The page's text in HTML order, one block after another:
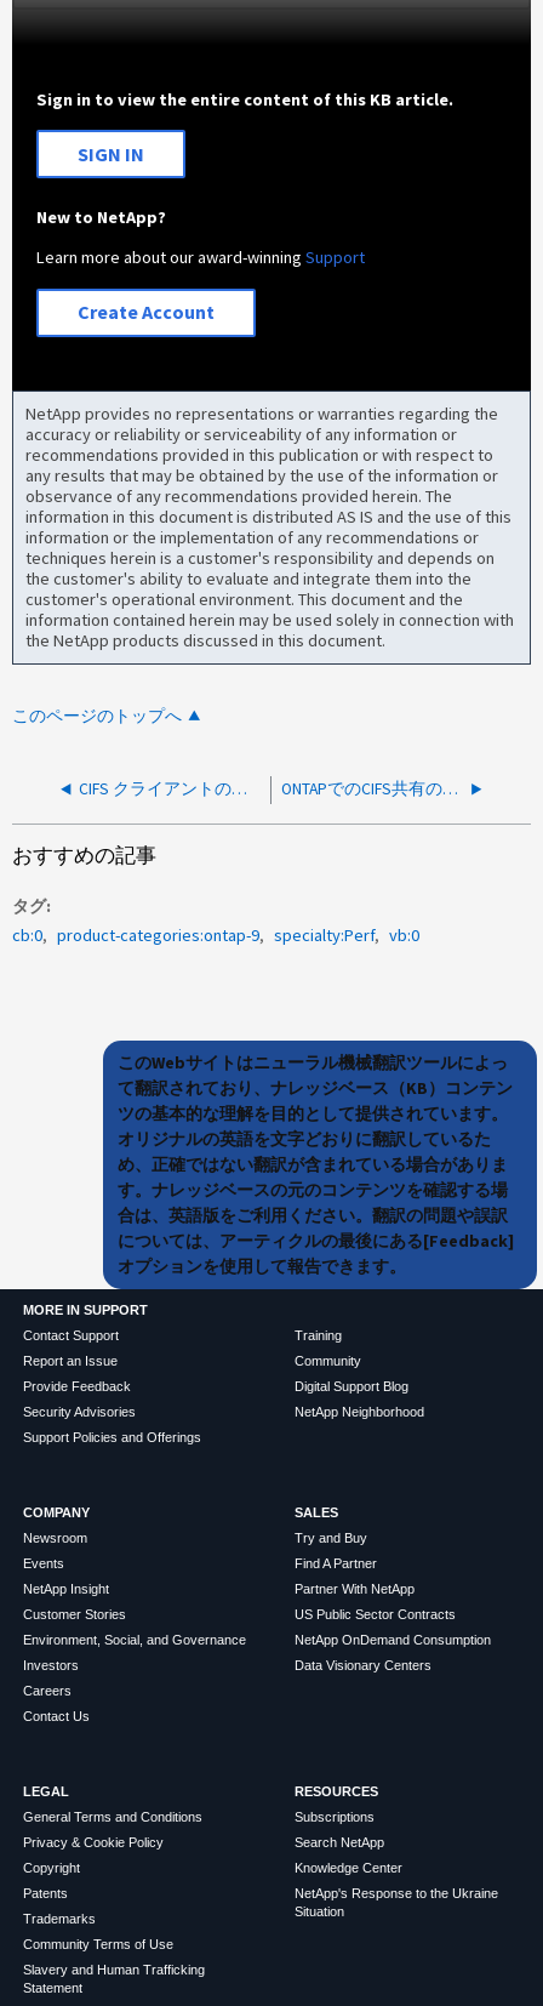
Sign in to view the entire content of this KB article.
SIGN IN
New to NetApp?
Learn more about our award-winningSupport
Create Account
NetApp provides no representations or warranties regarding the
accuracy or reliability or serviceability of any information or
recommendations provided in this publication or with respect to
any results that may be obtained by the use of the information or
observance of any recommendations provided herein. The
information in this document is distributed AS IS and the use of this
information or the implementation of any recommendations or
techniques herein is a customer's responsibility and depends on
the customer's ability to evaluate and integrate them into the
customer's operational environment. This document and the
information contained herein may be used solely in connection with
the NetApp products discussed in this document.
このページのトップへ
CIFS クライアントの変更通知設定は、 ONTAP で不要な負荷を引き起こす可能性があります ONTAPでのCIFS共有の速度低下
おすすめの記事
タグ
cb:0
product-categories:ontap-9 specialty:Perf vb:0
このWebサイトはニューラル機械翻訳ツールによっ
て翻訳されており、ナレッジベース（KB）コンテン
ツの基本的な理解を目的として提供されています。
オリジナルの英語を文字どおりに翻訳しているた
め、正確ではない翻訳が含まれている場合がありま
す。ナレッジベースの元のコンテンツを確認する場
合は、英語版をご利用ください。翻訳の問題や誤訳
については、アーティクルの最後にある[Feedback]
オプションを使用して報告できます。
MORE IN SUPPORT
Contact Support
Report an Issue
Provide Feedback
Security Advisories
Support Policies and Offerings
Training
Community
Digital Support Blog
NetApp Neighborhood
COMPANY
Newsroom
Events
NetApp Insight
Customer Stories
Environment, Social, and Governance
Investors
Careers
Contact Us
SALES
Try and Buy
Find A Partner
Partner With NetApp
US Public Sector Contracts
NetApp OnDemand Consumption
Data Visionary Centers
LEGAL
General Terms and Conditions
Privacy & Cookie Policy
Copyright
Patents
Trademarks
Community Terms of Use
Slavery and Human Trafficking
Statement
RESOURCES
Subscriptions
Search NetApp
Knowledge Center
NetApp's Response to the Ukraine
Situation